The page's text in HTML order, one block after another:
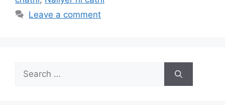
Leave a comment
Search
for: